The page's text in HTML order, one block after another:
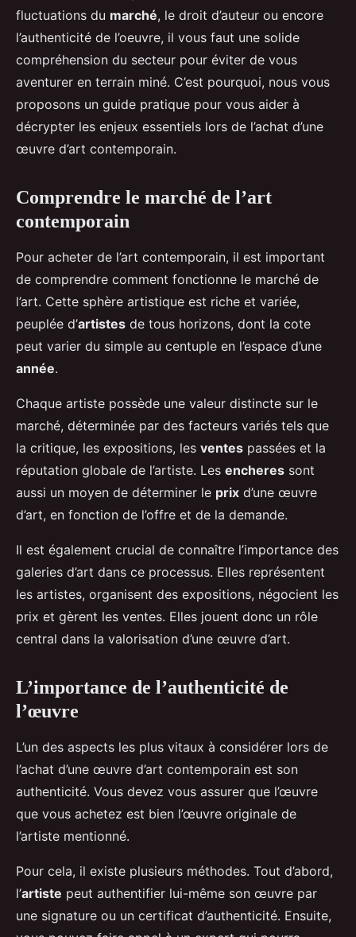
fluctuations du marché, le droit d’auteur ou encore
l’authenticité de l’oeuvre, il vous faut une solide
compréhension du secteur pour éviter de vous
aventurer en terrain miné. C’est pourquoi, nous vous
proposons un guide pratique pour vous aider à
décrypter les enjeux essentiels lors de l’achat d’une
œuvre d’art contemporain.
Comprendre le marché de l’art
contemporain
Pour acheter de l’art contemporain, il est important
de comprendre comment fonctionne le marché de
l’art. Cette sphère artistique est riche et variée,
peuplée d’artistes de tous horizons, dont la cote
peut varier du simple au centuple en l’espace d’une
année.
Chaque artiste possède une valeur distincte sur le
marché, déterminée par des facteurs variés tels que
la critique, les expositions, les ventes passées et la
réputation globale de l’artiste. Les encheres sont
aussi un moyen de déterminer le prix d’une œuvre
d’art, en fonction de l’offre et de la demande.
Il est également crucial de connaître l’importance des
galeries d’art dans ce processus. Elles représentent
les artistes, organisent des expositions, négocient les
prix et gèrent les ventes. Elles jouent donc un rôle
central dans la valorisation d’une œuvre d’art.
L’importance de l’authenticité de
l’œuvre
L’un des aspects les plus vitaux à considérer lors de
l’achat d’une œuvre d’art contemporain est son
authenticité. Vous devez vous assurer que l’œuvre
que vous achetez est bien l’œuvre originale de
l’artiste mentionné.
Pour cela, il existe plusieurs méthodes. Tout d’abord,
l’artiste peut authentifier lui-même son œuvre par
une signature ou un certificat d’authenticité. Ensuite,